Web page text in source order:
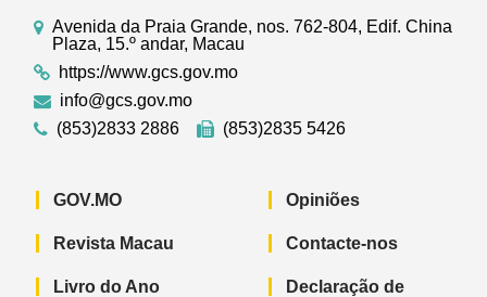
Avenida da Praia Grande, nos. 762-804, Edif. China
Plaza, 15.º andar, Macau
https://www.gcs.gov.mo
info@gcs.gov.mo
(853)2833 2886
(853)2835 5426
GOV.MO
Revista Macau
Livro do Ano
Opiniões
Contacte-nos
Declaração de